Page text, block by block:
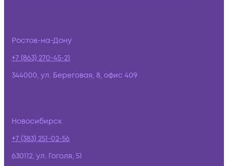
Ростов-на-Дону
+7 (863) 270-45-21
344000, ул. Береговая, 8, офис 409
Новосибирск
+7 (383) 251-02-56
630112, ул. Гоголя, 51